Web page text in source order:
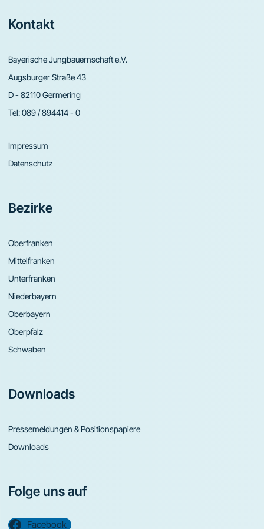
Footer
Kontakt
Bayerische Jungbauernschaft e.V.
Augsburger Straße 43
D - 82110 Germering
Tel:089 / 894414 - 0
Impressum
Datenschutz
Bezirke
Oberfranken
Mittelfranken
Unterfranken
Niederbayern
Oberbayern
Oberpfalz
Schwaben
Downloads
Pressemeldungen & Positionspapiere
Downloads
Folge uns auf
Facebook